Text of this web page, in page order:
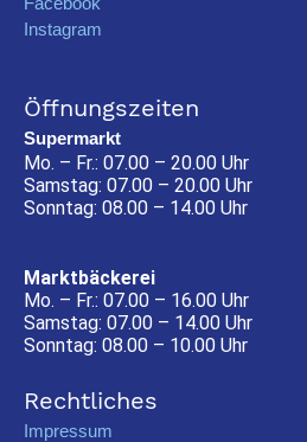
Instagram
Öffnungszeiten
Supermarkt
Mo. – Fr.: 07.00 – 20.00 Uhr
Samstag: 07.00 – 20.00 Uhr
Sonntag: 08.00 – 14.00 Uhr
Marktbäckerei
Mo. – Fr.: 07.00 – 16.00 Uhr
Samstag: 07.00 – 14.00 Uhr
Sonntag: 08.00 – 10.00 Uhr
Rechtliches
Impressum